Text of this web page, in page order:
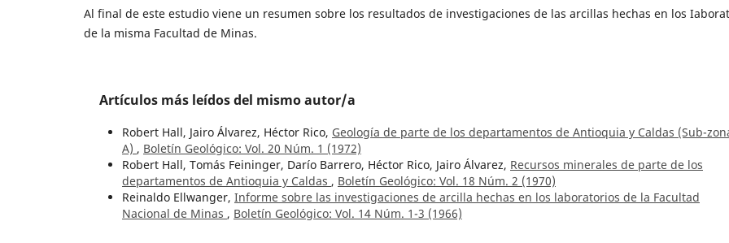
Al final de este estudio viene un resumen sobre los resultados de investigaciones de las arcillas hechas en los
de la misma Facultad de Minas.
Artículos más leídos del mismo autor/a
Robert Hall, Jairo Álvarez, Héctor Rico, Geología de parte de los departamentos de Antioquia y Caldas (Sub-
A) , Boletín Geológico: Vol. 20 Núm. 1 (1972)
Robert Hall, Tomás Feininger, Darío Barrero, Héctor Rico, Jairo Álvarez, Recursos minerales de parte de los
departamentos de Antioquia y Caldas , Boletín Geológico: Vol. 18 Núm. 2 (1970)
Reinaldo Ellwanger, Informe sobre las investigaciones de arcilla hechas en los laboratorios de la Facultad
Nacional de Minas , Boletín Geológico: Vol. 14 Núm. 1-3 (1966)